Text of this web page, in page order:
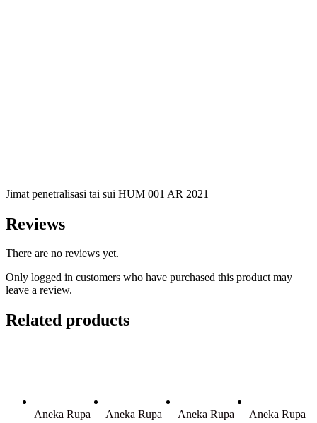
Jimat penetralisasi tai sui HUM 001 AR 2021
Reviews
There are no reviews yet.
Only logged in customers who have purchased this product may
leave a review.
Related products
Aneka Rupa Aneka Rupa Aneka Rupa Aneka Rupa